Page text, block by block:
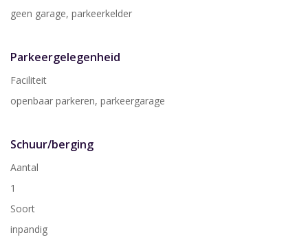
geen garage, parkeerkelder
Parkeergelegenheid
Faciliteit
openbaar parkeren, parkeergarage
Schuur/berging
Aantal
1
Soort
inpandig